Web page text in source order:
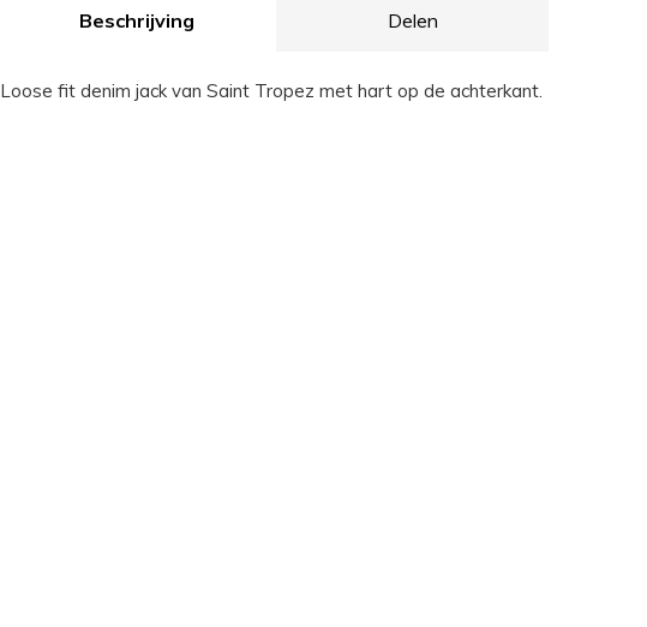
Beschrijving Delen
Loose fit denim jack van Saint Tropez met hart op de achterkant.